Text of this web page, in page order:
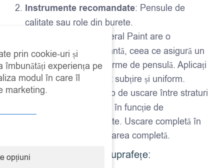
Instrumente recomandate: Pensule de
calitate sau role din burete.
: Fusion Mineral Paint are o
consistență autonivelantă, ceea ce asigură un
finisaj uniform și fără urme de pensulă. Aplicați
vopseaua într-un strat subțire și uniform.
Timp de uscare
: Timp de uscare între straturi
– aproximativ 2-4 ore, în funcție de
temperatură și umiditate. Uscare completă în
24 de ore pentru utilizarea completă.
Ideal pentru diverse suprafețe:
prin cookie-uri și
îmbunătăți experiența pe
modul în care îl
marketing.
opțiuni